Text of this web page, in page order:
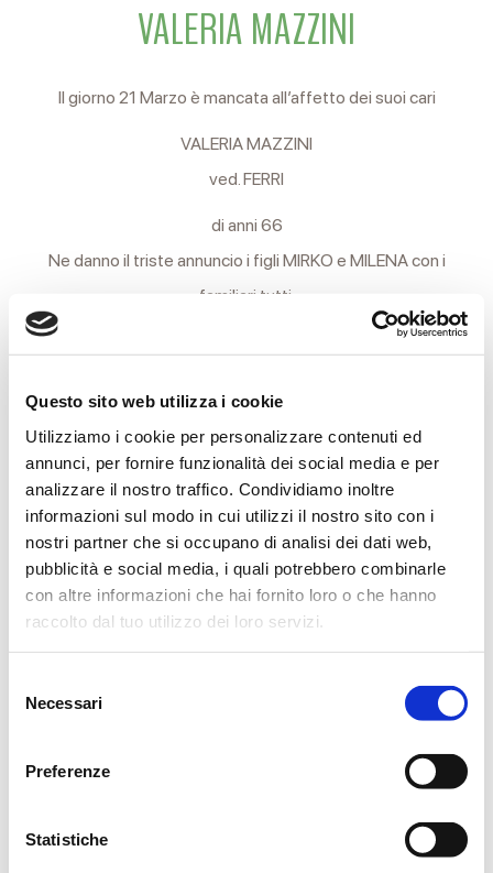
Questo sito web utilizza i cookie
Utilizziamo i cookie per personalizzare contenuti ed
annunci, per fornire funzionalità dei social media e per
analizzare il nostro traffico. Condividiamo inoltre
informazioni sul modo in cui utilizzi il nostro sito con i
nostri partner che si occupano di analisi dei dati web,
pubblicità e social media, i quali potrebbero combinarle
con altre informazioni che hai fornito loro o che hanno
raccolto dal tuo utilizzo dei loro servizi.
delNecessari
Preferenze
Statistiche
VALERIA MAZZINI
Il giorno 21 Marzo è mancata all’affetto dei suoi cari
VALERIA MAZZINI
ved. FERRI
di anni 66
Ne danno il triste annuncio i figli MIRKO e MILENA con i
familiari tutti.
I funerali si svolgeranno Giovedì 24 c.m. partendo alle ore 10
parrocchiale di Gavasseto. Al termine della funzione religiosa
si proseguirà in forma privata per l’ara crematoria.
Martedì 22 alle ore 20.45 presso la Parrocchia di Gavasseto
sarà recitato il Santo Rosario.
Si ringraziano anticipatamente coloro che interverranno alla
cerimonia.
ORARI VISITE: 8.30 / 18.30
CONDIVIDI